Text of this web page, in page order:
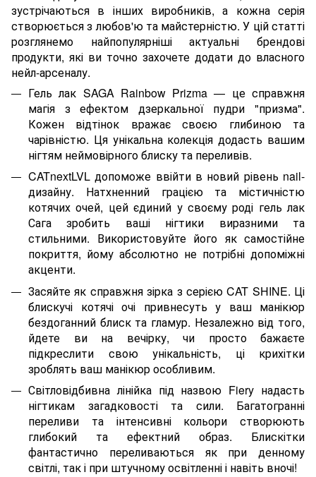
зустрічаються в інших виробників, а кожна серія
створюється з любов'ю та майстерністю. У цій статті
розглянемо найпопулярніші актуальні брендові
продукти, які ви точно захочете додати до власного
нейл-арсеналу.
Гель лак SAGA Rainbow Prizma — це справжня
магія з ефектом дзеркальної пудри "призма".
Кожен відтінок вражає своєю глибиною та
чарівністю. Ця унікальна колекція додасть вашим
нігтям неймовірного блиску та переливів.
CATnextLVL допоможе ввійти в новий рівень nail-
дизайну. Натхненний грацією та містичністю
котячих очей, цей єдиний у своєму роді гель лак
Сага зробить ваші нігтики виразними та
стильними. Використовуйте його як самостійне
покриття, йому абсолютно не потрібні допоміжні
акценти.
Засяйте як справжня зірка з серією CAT SHINE. Ці
блискучі котячі очі привнесуть у ваш манікюр
бездоганний блиск та гламур. Незалежно від того,
йдете ви на вечірку, чи просто бажаєте
підкреслити свою унікальність, ці крихітки
зроблять ваш манікюр особливим.
Світловідбивна лінійка під назвою Fiery надасть
нігтикам загадковості та сили. Багатогранні
переливи та інтенсивні кольори створюють
глибокий та ефектний образ. Блискітки
фантастично переливаються як при денному
світлі, так і при штучному освітленні і навіть вночі!